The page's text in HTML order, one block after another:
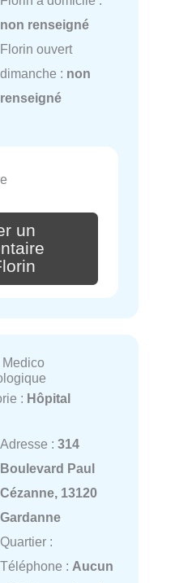
non renseigné
Florin ouvert
dimanche : non
renseigné
un
: Hôpital
Adresse : 314
Boulevard Paul
Cézanne, 13120
Gardanne
Quartier :
Téléphone : Aucun